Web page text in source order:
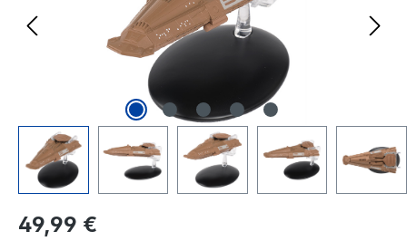
Regulärer Preis:
49,99 €